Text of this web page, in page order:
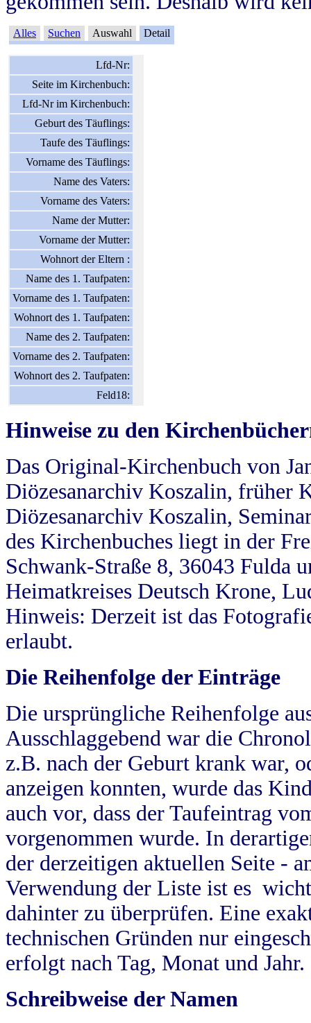
Alles Suchen Auswahl Detail
Lfd-Nr:
Seite im Kirchenbuch:
Lfd-Nr im Kirchenbuch:
Geburt des Täuflings:
Taufe des Täuflings:
Vorname des Täuflings:
Name des Vaters:
Vorname des Vaters:
Name der Mutter:
Vorname der Mutter:
Wohnort der Eltern :
Name des 1. Taufpaten:
Vorname des 1. Taufpaten:
Wohnort des 1. Taufpaten:
Name des 2. Taufpaten:
Vorname des 2. Taufpaten:
Wohnort des 2. Taufpaten:
Feld18:
Hinweise zu den
Das Original-Kirchenbuch von
Diözesanarchiv Koszalin, früher
Diözesanarchiv Koszalin,
des Kirchenbuches liegt in der
Schwank-Straße 8, 36043 Fulda
Heimatkreises Deutsch Krone,
Hinweis: Derzeit ist das
erlaubt.
Die Reihenfolge der Einträge
Die ursprüngliche Reihenfolge
Ausschlaggebend war die
z.B. nach der Geburt krank war,
anzeigen konnten, wurde das
auch vor, dass der Taufeintrag
vorgenommen wurde. In
der derzeitigen aktuellen Seite -
Verwendung der Liste ist es
dahinter zu überprüfen. Eine
technischen Gründen nur
erfolgt nach Tag, Monat und Jahr.
Schreibweise der Namen